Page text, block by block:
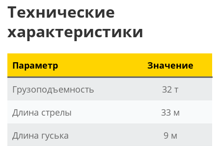
Технические
характеристики
Параметр Значение
Грузоподъемность
32 т
Длина стрелы
33 м
Длина гуська
9 м